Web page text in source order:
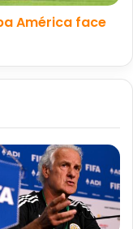
América face